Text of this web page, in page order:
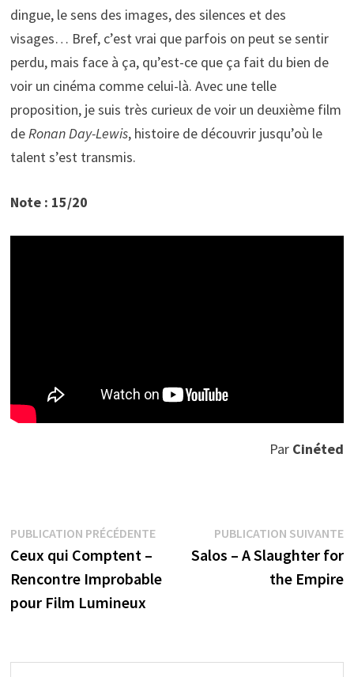
dingue, le sens des images, des silences et des
visages… Bref, c’est vrai que parfois on peut se sentir
perdu, mais face à ça, qu’est-ce que ça fait du bien de
voir un cinéma comme celui-là. Avec une telle
proposition, je suis très curieux de voir un deuxième film
deRonan Day-Lewis, histoire de découvrir jusqu’où le
talent s’est transmis.
Note : 15/20
Par Cinéted
Navigation
de
l’article
PUBLICATION PRÉCÉDENTEPublication
précédente :
Ceux qui Comptent –
Rencontre Improbable
pour Film Lumineux
PUBLICATION SUIVANTE
Salos – A Slaughter for
the Empire